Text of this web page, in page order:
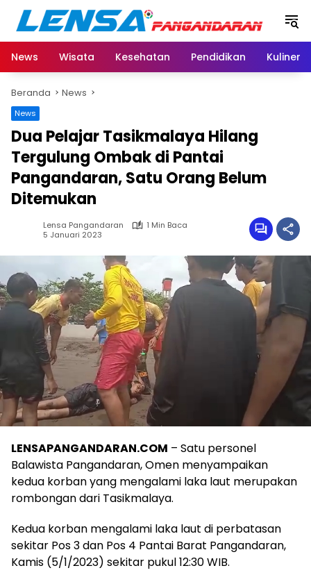
Langsung
konten
News
Wisata Kesehatan Pendidikan Kuliner
Beranda News
News
Dua Pelajar Tasikmalaya Hilang
Tergulung Ombak di Pantai
Pangandaran, Satu Orang Belum
Ditemukan
Lensa Pangandaran
1 Min Baca
5 Januari 2023
LENSAPANGANDARAN.COM – Satu personel
Balawista Pangandaran, Omen menyampaikan
kedua korban yang mengalami laka laut merupakan
rombongan dari Tasikmalaya.
Kedua korban mengalami laka laut di perbatasan
sekitar Pos 3 dan Pos 4 Pantai Barat Pangandaran,
Kamis (5/1/2023) sekitar pukul 12:30 WIB.